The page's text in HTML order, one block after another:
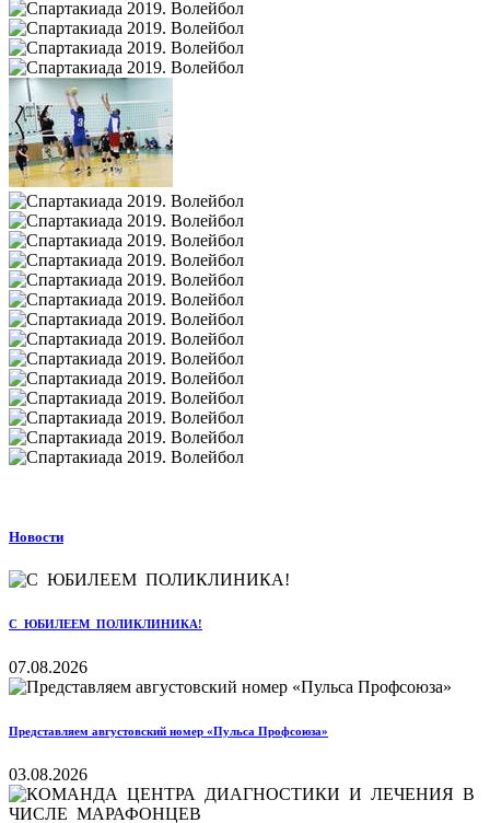
Новости
С ЮБИЛЕЕМ ПОЛИКЛИНИКА!
07.08.2026
Представляем августовский номер «Пульса Профсоюза»
03.08.2026